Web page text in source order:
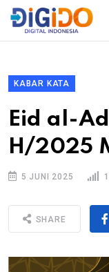
KABAR KATA
Eid al-
H/2025
5 JUNI 2025
SHARE